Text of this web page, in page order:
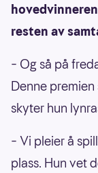
resten av
– Og så på
Denne
skyter hun
– Vi pleier å
plass. Hun vet